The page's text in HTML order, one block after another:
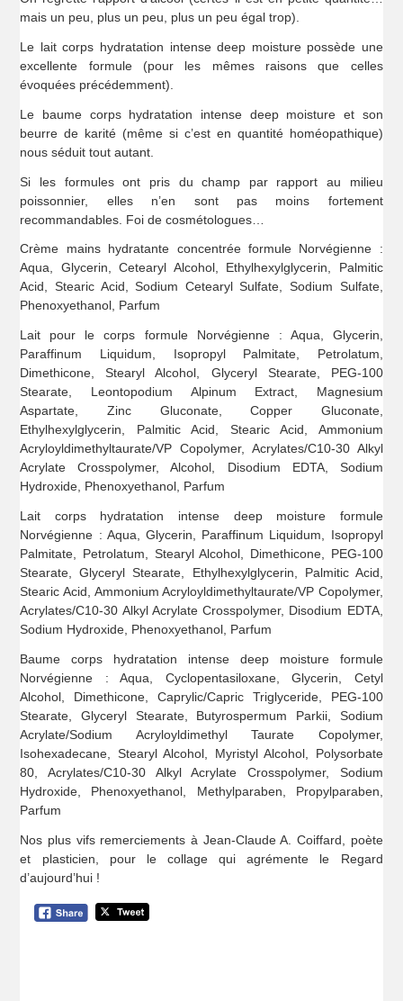
mais un peu, plus un peu, plus un peu égal trop).
Le lait corps hydratation intense deep moisture possède une
excellente formule (pour les mêmes raisons que celles
évoquées précédemment).
Le baume corps hydratation intense deep moisture et son
beurre de karité (même si c’est en quantité homéopathique)
nous séduit tout autant.
Si les formules ont pris du champ par rapport au milieu
poissonnier, elles n’en sont pas moins fortement
recommandables. Foi de cosmétologues…
Crème mains hydratante concentrée formule Norvégienne :
Aqua, Glycerin, Cetearyl Alcohol, Ethylhexylglycerin, Palmitic
Acid, Stearic Acid, Sodium Cetearyl Sulfate, Sodium Sulfate,
Phenoxyethanol, Parfum
Lait pour le corps formule Norvégienne : Aqua, Glycerin,
Paraffinum Liquidum, Isopropyl Palmitate, Petrolatum,
Dimethicone, Stearyl Alcohol, Glyceryl Stearate, PEG-100
Stearate, Leontopodium Alpinum Extract, Magnesium
Aspartate, Zinc Gluconate, Copper Gluconate,
Ethylhexylglycerin, Palmitic Acid, Stearic Acid, Ammonium
Acryloyldimethyltaurate/VP Copolymer, Acrylates/C10-30 Alkyl
Acrylate Crosspolymer, Alcohol, Disodium EDTA, Sodium
Hydroxide, Phenoxyethanol, Parfum
Lait corps hydratation intense deep moisture formule
Norvégienne : Aqua, Glycerin, Paraffinum Liquidum, Isopropyl
Palmitate, Petrolatum, Stearyl Alcohol, Dimethicone, PEG-100
Stearate, Glyceryl Stearate, Ethylhexylglycerin, Palmitic Acid,
Stearic Acid, Ammonium Acryloyldimethyltaurate/VP Copolymer,
Acrylates/C10-30 Alkyl Acrylate Crosspolymer, Disodium EDTA,
Sodium Hydroxide, Phenoxyethanol, Parfum
Baume corps hydratation intense deep moisture formule
Norvégienne : Aqua, Cyclopentasiloxane, Glycerin, Cetyl
Alcohol, Dimethicone, Caprylic/Capric Triglyceride, PEG-100
Stearate, Glyceryl Stearate, Butyrospermum Parkii, Sodium
Acrylate/Sodium Acryloyldimethyl Taurate Copolymer,
Isohexadecane, Stearyl Alcohol, Myristyl Alcohol, Polysorbate
80, Acrylates/C10-30 Alkyl Acrylate Crosspolymer, Sodium
Hydroxide, Phenoxyethanol, Methylparaben, Propylparaben,
Parfum
Nos plus vifs remerciements à Jean-Claude A. Coiffard, poète
et plasticien, pour le collage qui agrémente le Regard
d’aujourd’hui !